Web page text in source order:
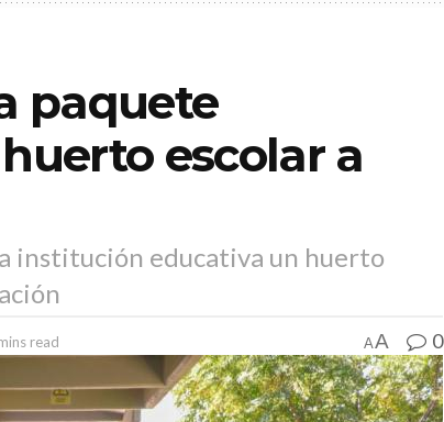
paquete
escolar a
institución educativa un huerto
read AA 0